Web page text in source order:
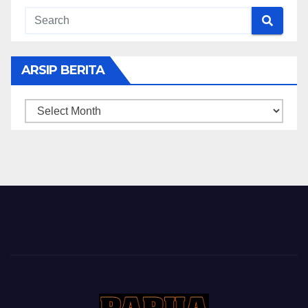
ARSIP BERITA
ARSIP